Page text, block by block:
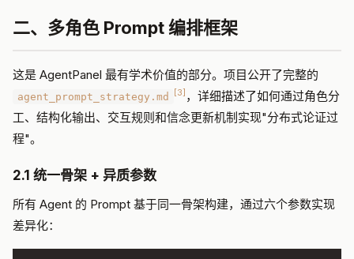
二、多角色 Prompt 编排框架
这是 AgentPanel 最有学术价值的部分。项目公开了完整的
agent_prompt_strategy.md [3] ，详细描述了如何通过角色分
工、结构化输出、交互规则和信念更新机制实现"分布式论证过
程"。
2.1 统一骨架 + 异质参数
所有 Agent 的 Prompt 基于同一骨架构建，通过六个参数实现
差异化：